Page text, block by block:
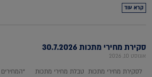
קרא עוד
סקירת מחירי מתכות 30.7.2026
אוגוסט 10, 2026
לסקירת מחירי מתכות טבלת מחירי מתכות *המחירים